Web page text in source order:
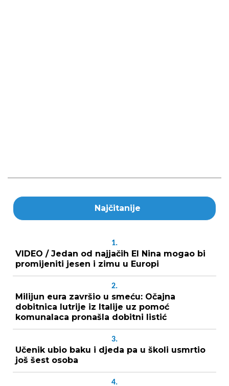
Najčitanije
1.
VIDEO / Jedan od najjačih El Nina mogao bi
promijeniti jesen i zimu u Europi
2.
Milijun eura završio u smeću: Očajna
dobitnica lutrije iz Italije uz pomoć
komunalaca pronašla dobitni listić
3.
Učenik ubio baku i djeda pa u školi usmrtio
još šest osoba
4.